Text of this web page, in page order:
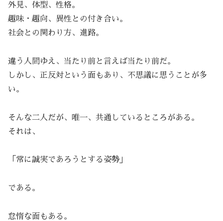
外見、体型、性格。
趣味・趣向、異性との付き合い。
社会との関わり方、進路。
違う人間ゆえ、当たり前と言えば当たり前だ。
しかし、正反対という面もあり、不思議に思うことが多
い。
そんな二人だが、唯一、共通しているところがある。
それは、
「常に誠実であろうとする姿勢」
である。
怠惰な面もある。